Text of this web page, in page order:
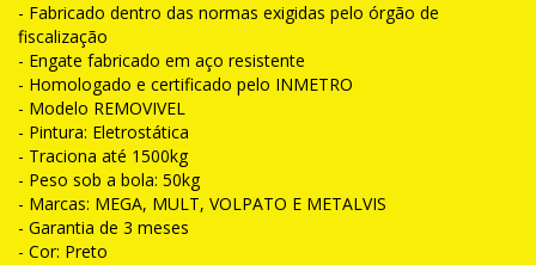
- Fabricado dentro das normas exigidas pelo órgão de
fiscalização
- Engate fabricado em aço resistente
- Homologado e certificado pelo INMETRO
- Modelo REMOVIVEL
- Pintura: Eletrostática
- Traciona até 1500kg
- Peso sob a bola: 50kg
- Marcas: MEGA, MULT, VOLPATO E METALVIS
- Garantia de 3 meses
- Cor: Preto